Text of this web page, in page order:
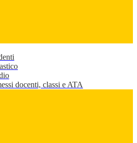
docenti, classi e ATA